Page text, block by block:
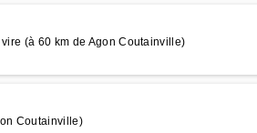
(à 60 km de Agon Coutainville)
Coutainville)